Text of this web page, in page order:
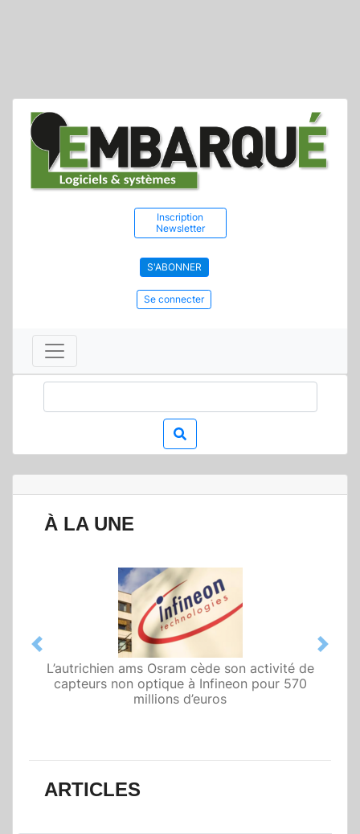
Inscription
Newsletter
S'ABONNER
Se connecter
À LA UNE
L’autrichien ams Osram cède son activité de
capteurs non optique à Infineon pour 570
millions d’euros
Previous Next
ARTICLES